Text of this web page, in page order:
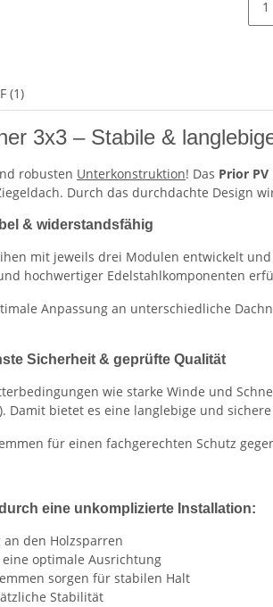
(1)
3x3 – Stabile &
robusten Unterkonstruktion! Das Prior
Durch das durchdachte Design
& widerstandsfähig
mit jeweils drei Modulen entwickelt
hochwertiger Edelstahlkomponenten
Anpassung an unterschiedliche
Sicherheit & geprüfte Qualität
wie starke Winde und
Damit bietet es eine langlebige und
für einen fachgerechten Schutz
eine unkomplizierte Installation:
an den Holzsparren
optimale Ausrichtung
sorgen für stabilen Halt
Stabilität